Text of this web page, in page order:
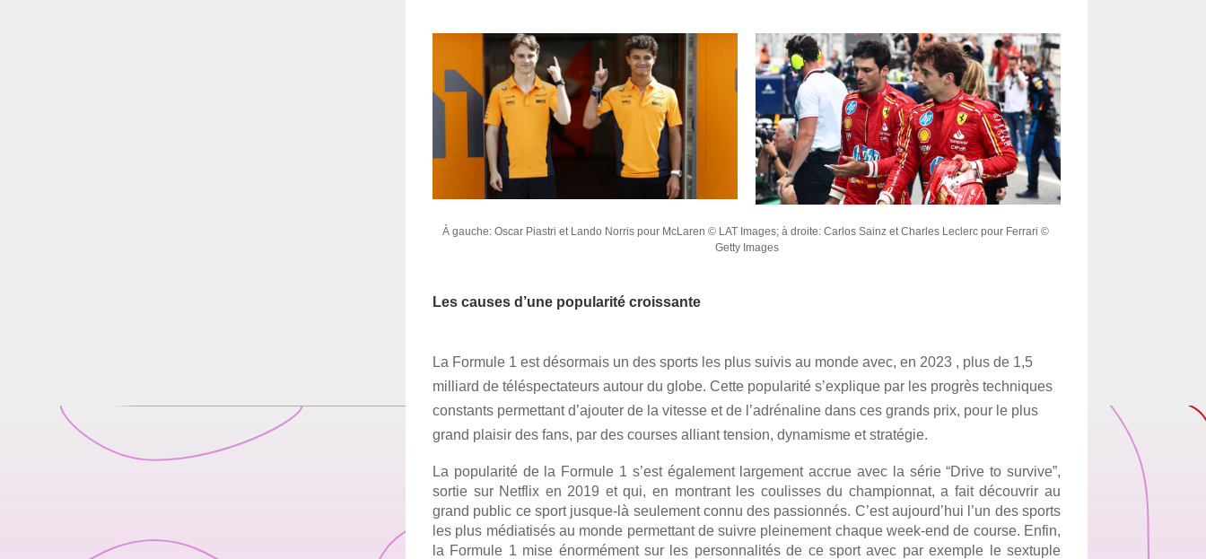
À gauche: Oscar Piastri et Lando Norris pour McLaren © LAT Images; à droite: Carlos Sainz et Charles Leclerc pour Ferrari ©
Getty Images
Les causes d’une popularité croissante
La Formule 1 est désormais un des sports les plus suivis au monde avec, en 2023 , plus de 1,5
milliard de téléspectateurs autour du globe. Cette popularité s’explique par les progrès techniques
constants permettant d’ajouter de la vitesse et de l’adrénaline dans ces grands prix, pour le plus
grand plaisir des fans, par des courses alliant tension, dynamisme et stratégie.
La popularité de la Formule 1 s’est également largement accrue avec la série “Drive to survive”,
sortie sur Netflix en 2019 et qui, en montrant les coulisses du championnat, a fait découvrir au
grand public ce sport jusque-là seulement connu des passionnés. C’est aujourd’hui l’un des sports
les plus médiatisés au monde permettant de suivre pleinement chaque week-end de course. Enfin,
la Formule 1 mise énormément sur les personnalités de ce sport avec par exemple le sextuple